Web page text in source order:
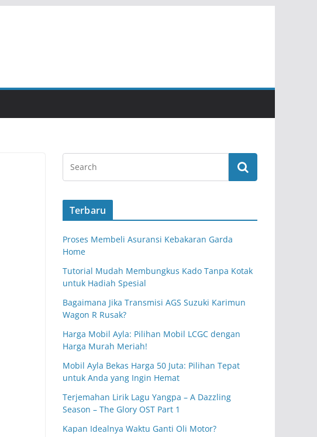
Terbaru
Proses Membeli Asuransi Kebakaran Garda
Home
Tutorial Mudah Membungkus Kado Tanpa Kotak
untuk Hadiah Spesial
Bagaimana Jika Transmisi AGS Suzuki Karimun
Wagon R Rusak?
Harga Mobil Ayla: Pilihan Mobil LCGC dengan
Harga Murah Meriah!
Mobil Ayla Bekas Harga 50 Juta: Pilihan Tepat
untuk Anda yang Ingin Hemat
Terjemahan Lirik Lagu Yangpa – A Dazzling
Season – The Glory OST Part 1
Kapan Idealnya Waktu Ganti Oli Motor?